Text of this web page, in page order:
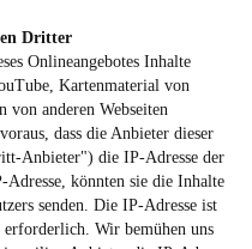
Dritter
Onlineangebotes Inhalte
Kartenmaterial von
von anderen Webseiten
dass die Anbieter dieser
Anbieter") die IP-Adresse der
könnten sie die Inhalte
senden. Die IP-Adresse ist
Wir bemühen uns